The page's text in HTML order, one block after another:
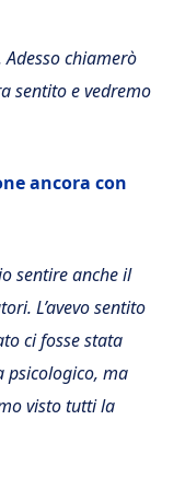
chiamerò
sentito e vedremo
ancora con
sentire anche il
L’avevo sentito
ci fosse stata
psicologico, ma
visto tutti la